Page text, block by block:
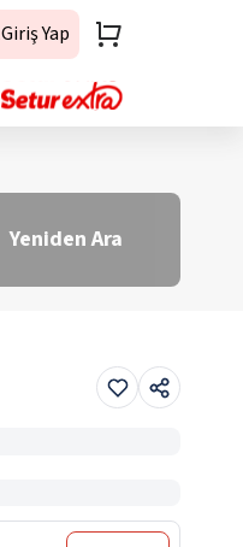
Giriş Yap
Yeniden Ara